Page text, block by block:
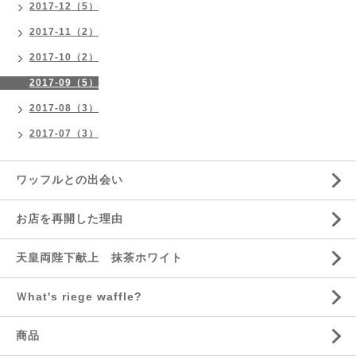
2017-12（5）
2017-11（2）
2017-10（2）
2017-09（5）
2017-08（3）
2017-07（3）
ワッフルとの出会い
お店を再開した理由
天皇両陛下献上 抹茶ホワイト
Ｗhat's riege waffle?
商品